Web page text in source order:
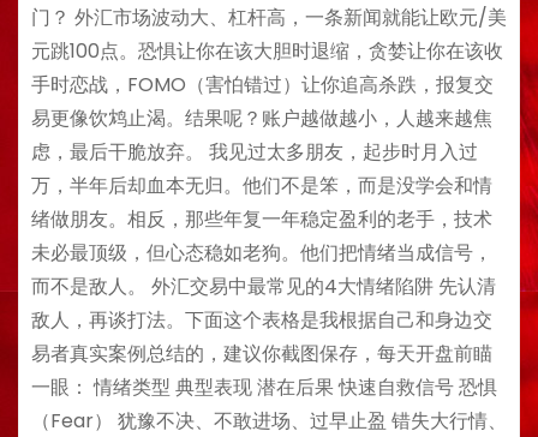
门？ 外汇市场波动大、杠杆高，一条新闻就能让欧元/美
元跳100点。恐惧让你在该大胆时退缩，贪婪让你在该收
手时恋战，FOMO（害怕错过）让你追高杀跌，报复交
易更像饮鸩止渴。结果呢？账户越做越小，人越来越焦
虑，最后干脆放弃。 我见过太多朋友，起步时月入过
万，半年后却血本无归。他们不是笨，而是没学会和情
绪做朋友。相反，那些年复一年稳定盈利的老手，技术
未必最顶级，但心态稳如老狗。他们把情绪当成信号，
而不是敌人。 外汇交易中最常见的4大情绪陷阱 先认清
敌人，再谈打法。下面这个表格是我根据自己和身边交
易者真实案例总结的，建议你截图保存，每天开盘前瞄
一眼： 情绪类型 典型表现 潜在后果 快速自救信号 恐惧
（Fear） 犹豫不决、不敢进场、过早止盈 错失大行情、